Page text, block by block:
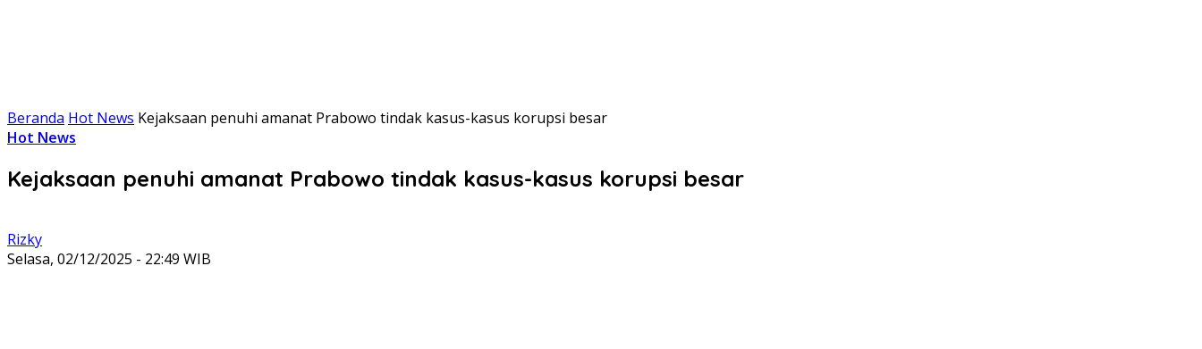
Beranda Hot News Kejaksaan penuhi amanat Prabowo tindak kasus-kasus korupsi besar
Hot News
Kejaksaan penuhi amanat Prabowo tindak kasus-kasus korupsi besar
Rizky
Selasa, 02/12/2025 - 22:49 WIB